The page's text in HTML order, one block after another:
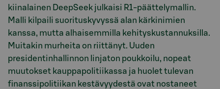
kiinalainen DeepSeek julkaisi R1-päättelymallin.
Malli kilpaili suorituskyvyssä alan kärkinimien
kanssa, mutta alhaisemmilla kehityskustannuksilla.
Muitakin murheita on riittänyt. Uuden
presidentinhallinnon linjaton poukkoilu, nopeat
muutokset kauppapolitiikassa ja huolet tulevan
finanssipolitiikan kestävyydestä ovat nostaneet